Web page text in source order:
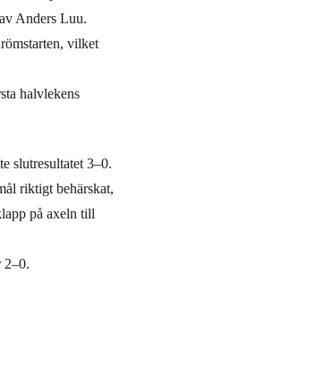
Anders Luu.
vilket
halvlekens
slutresultatet 3–0.
riktigt behärskat,
på axeln till
2–0.